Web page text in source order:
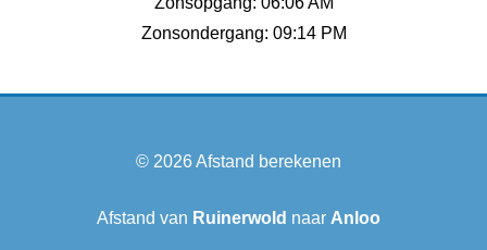
Zonsondergang: 09:14 PM
© 2026Afstand berekenen
Afstand van Ruinerwold naar Anloo